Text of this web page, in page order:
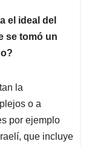
el ideal del
se tomó un
la
o a
por ejemplo
que incluye